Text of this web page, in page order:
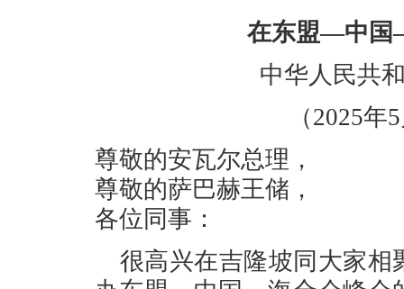
在东盟—中国
中华人民共
（2025
尊敬的安瓦尔总理，
尊敬的萨巴赫王储，
各位同事：
很高兴在吉隆坡同大家